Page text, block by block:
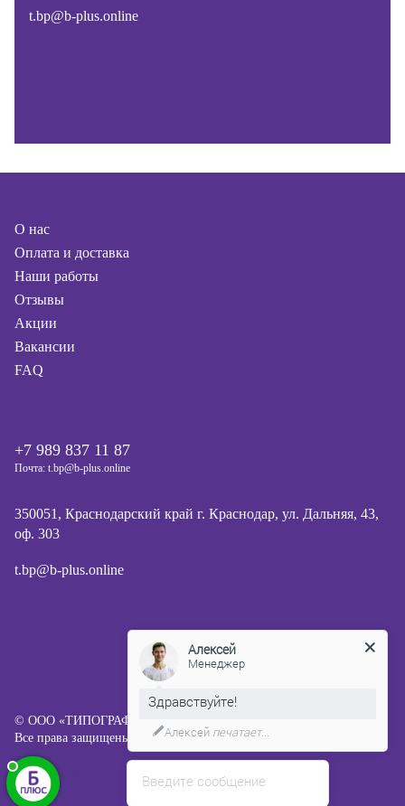
t.bp@b-plus.online
О нас
Оплата и доставка
Наши работы
Отзывы
Акции
Вакансии
FAQ
+7 989 837 11 87
Почта: t.bp@b-plus.online
350051, Краснодарский край г. Краснодар, ул. Дальняя, 43,
оф. 303
t.bp@b-plus.online
© ООО «ТИПОГРАФИЯ Б ПЛЮС», 2013-2026
Все права защищены.
Политика конфиденциальности
Пользовательское соглашение
Введите сообщение
Алексей
Менеджер
Здравствуйте!
Алексейпечатает...